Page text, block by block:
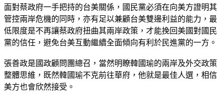
面對蔡政府一手把持的台美關係，國民黨必須在向美方證明其
管控兩岸危機的同時，亦有足以兼顧台美雙邊利益的能力，最
低限度是不再讓蔡政府扭曲其兩岸政策，才能挽回美國對國民
黨的信任，避免台美互動繼續全面傾向有利於民進黨的一方。
張善政是國政顧問團總召，當然明瞭韓國瑜的兩岸及外交政策
整體思維，既然韓國瑜不克前往華府，他就是最佳人選，相信
美方也會欣然接受。